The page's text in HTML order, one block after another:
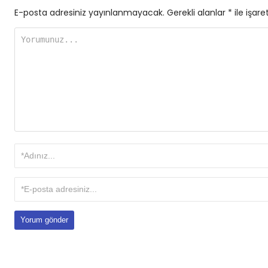
E-posta adresiniz yayınlanmayacak. Gerekli alanlar * ile